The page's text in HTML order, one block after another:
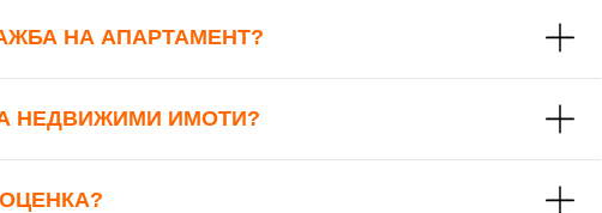
НА АПАРТАМЕНТ?
НЕДВИЖИМИ ИМОТИ?